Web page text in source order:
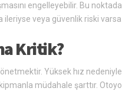
engelleyebilir. Bu
veya güvenlik riski
Kritik?
Yüksek hız
müdahale şarttır.